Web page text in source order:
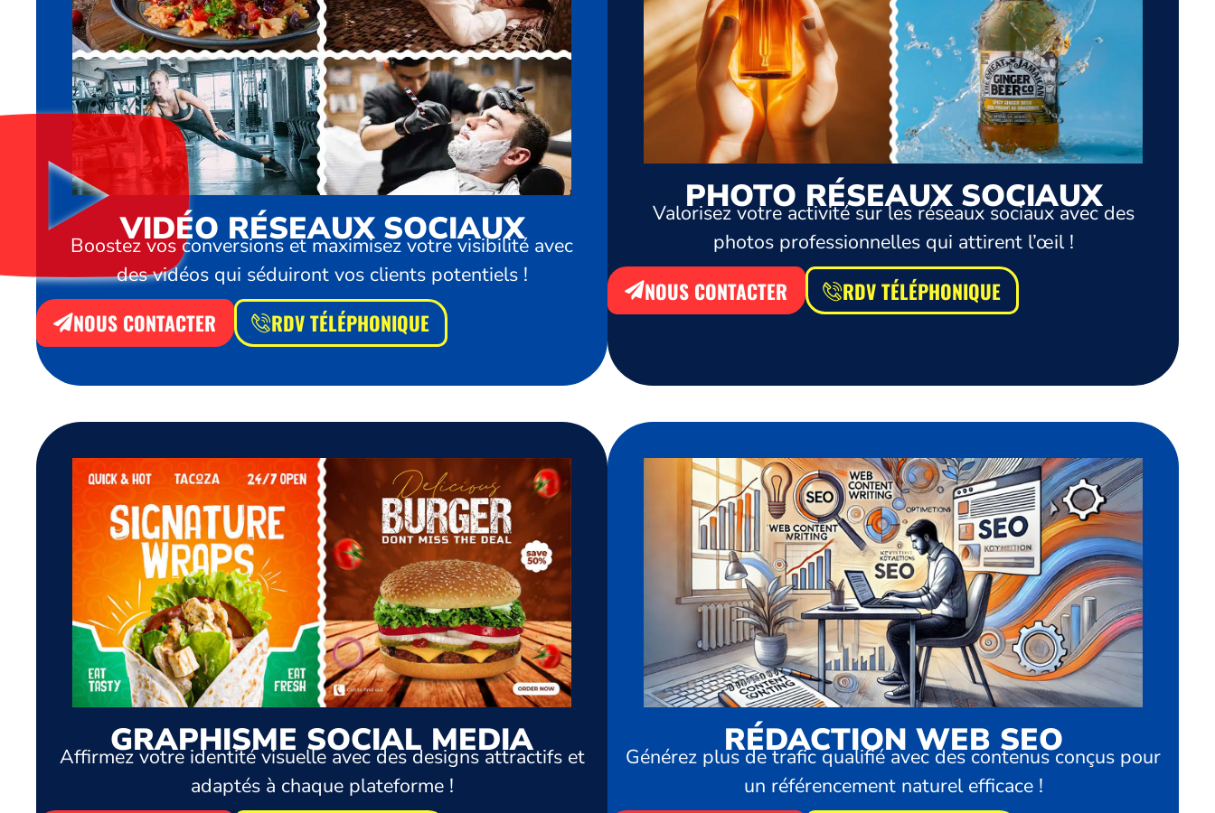
VIDÉO RÉSEAUX SOCIAUX
Boostez vos conversions et maximisez votre visibilité avec
des vidéos qui séduiront vos clients potentiels !
NOUS CONTACTER RDV TÉLÉPHONIQUE
PHOTO RÉSEAUX SOCIAUX
Valorisez votre activité sur les réseaux sociaux avec des
photos professionnelles qui attirent l’œil !
NOUS CONTACTER RDV TÉLÉPHONIQUE
GRAPHISME SOCIAL MEDIA
Affirmez votre identité visuelle avec des designs attractifs et
adaptés à chaque plateforme !
RÉDACTION WEB SEO
Générez plus de trafic qualifié avec des contenus conçus pour
un référencement naturel efficace !